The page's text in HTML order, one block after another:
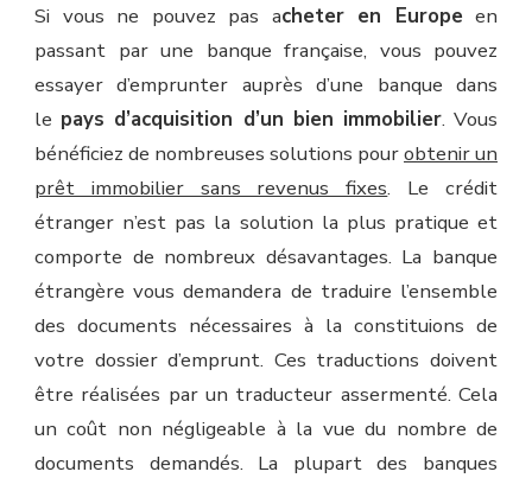
Si vous ne pouvez pas acheter en Europe en
passant par une banque française, vous pouvez
essayer d’emprunter auprès d’une banque dans
le pays d’acquisition d’un bien immobilier. Vous
bénéficiez de nombreuses solutions pourobtenir un
prêt immobilier sans revenus fixes. Le crédit
étranger n’est pas la solution la plus pratique et
comporte de nombreux désavantages. La banque
étrangère vous demandera de traduire l’ensemble
des documents nécessaires à la constituions de
votre dossier d’emprunt. Ces traductions doivent
être réalisées par un traducteur assermenté. Cela
un coût non négligeable à la vue du nombre de
documents demandés. La plupart des banques